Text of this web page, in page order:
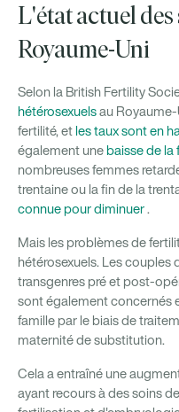
L'état actuel
Royaume-Uni
Selon la British Fertility
hétérosexuelsau
fertilité, et les taux sont en
également une baisse de
nombreuses femmes
trentaine ou la fin de la
connue pour diminuer.
Mais les problèmes de
hétérosexuels. Les couples
transgenres pré et post-
sont également concernés
famille par le biais de
maternité de substitution.
Cela a entraîné une
ayant recours à des soins